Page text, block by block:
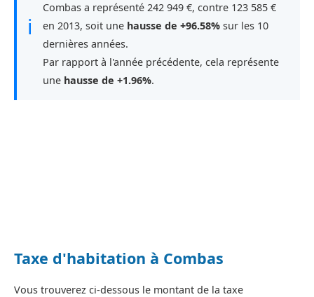
ℹ
Combas a représenté 242 949 €, contre 123 585 €
en 2013, soit une hausse de +96.58% sur les 10
dernières années.
Par rapport à l'année précédente, cela représente
une hausse de +1.96%.
Taxe d'habitation à Combas
Vous trouverez ci-dessous le montant de la taxe